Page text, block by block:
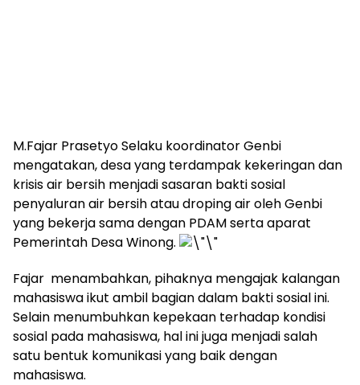
M.Fajar Prasetyo Selaku koordinator Genbi
mengatakan, desa yang terdampak kekeringan dan
krisis air bersih menjadi sasaran bakti sosial
penyaluran air bersih atau droping air oleh Genbi
yang bekerja sama dengan PDAM serta aparat
Pemerintah Desa Winong.
Fajar menambahkan, pihaknya mengajak kalangan
mahasiswa ikut ambil bagian dalam bakti sosial ini.
Selain menumbuhkan kepekaan terhadap kondisi
sosial pada mahasiswa, hal ini juga menjadi salah
satu bentuk komunikasi yang baik dengan
mahasiswa.